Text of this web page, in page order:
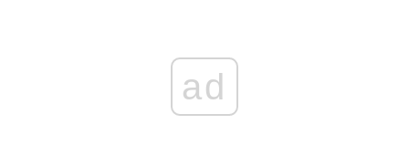
ad